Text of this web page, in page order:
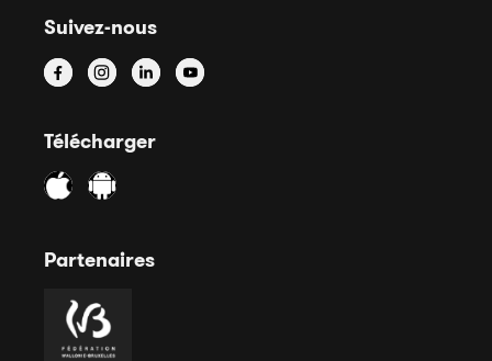
Suivez-nous
Télécharger
Partenaires